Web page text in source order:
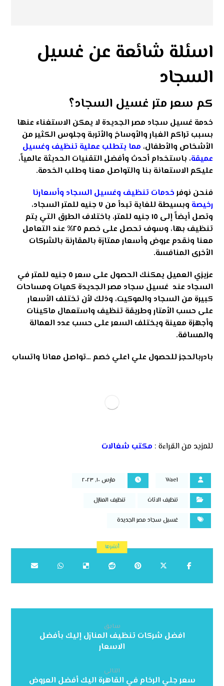
اسئلة شائعة عن غسيل
السجاد
كم سعر متر غسيل السجاد؟
خدمة غسيل سجاد مصر الجديدة لا يمكن الاستغناء عنها
بسبب تراكم الغبار والأوساخ والأتربة وجلوس الكثير من
الأشخاص والأطفال، مما يتطلب عملية تنظيف وغسيل
عميقة، باستخدام أحدث وأفضل التقنيات الحديثة عالمياً،
عليكم الاستعانة بنا والتواصل معنا وطلب الخدمة.
فنحن نوفر خدمات تنظيف وغسيل السجاد وأسعارنا
رخيصة
وبسيطة للغاية تبدأ من ٧ جنيه للمتر السجاد،
وتصل أيضاً إلى ١٥ جنيه للمتر، باختلاف الطرق التي يتم
تنظيف بها، وسوف تحصل على خصم ٢٥% عند التعامل
معنا ونقدم عروض وأسعار ممتازة بالمقارنة بالشركات
الأخرى المنافسة.
عزيزي العميل يمكنك الحصول على سعر ٥ جنيه للمتر في
السجاد عند غسيل سجاد مصر الجديدة كميات ومساحات
كبيرة من السجاد والموكيت، وذلك لأن تختلف الأسعار
على حسب الأمتار وطريقة تنظيف واستعمال ماكينات
وأجهزة معينة ويختلف السعر على حسب عدد العمالة
والمسافة.
بادربالحجز للحصول علي اعلي خصم …تواصل معانا واتساب
للمزيد من القراءة : مكتب شغالات
Wael مارس ١٠, ٢٠٢٣
تنظيف الاثاث تنظيف المنازل
غسيل سجاد مصر الجديدة
سابق
افضل شركات تنظيف المنازل إليك بأفضل
الاسعار
التالي
سعر جلي الرخام في القاهرة اليك أفضل العروض